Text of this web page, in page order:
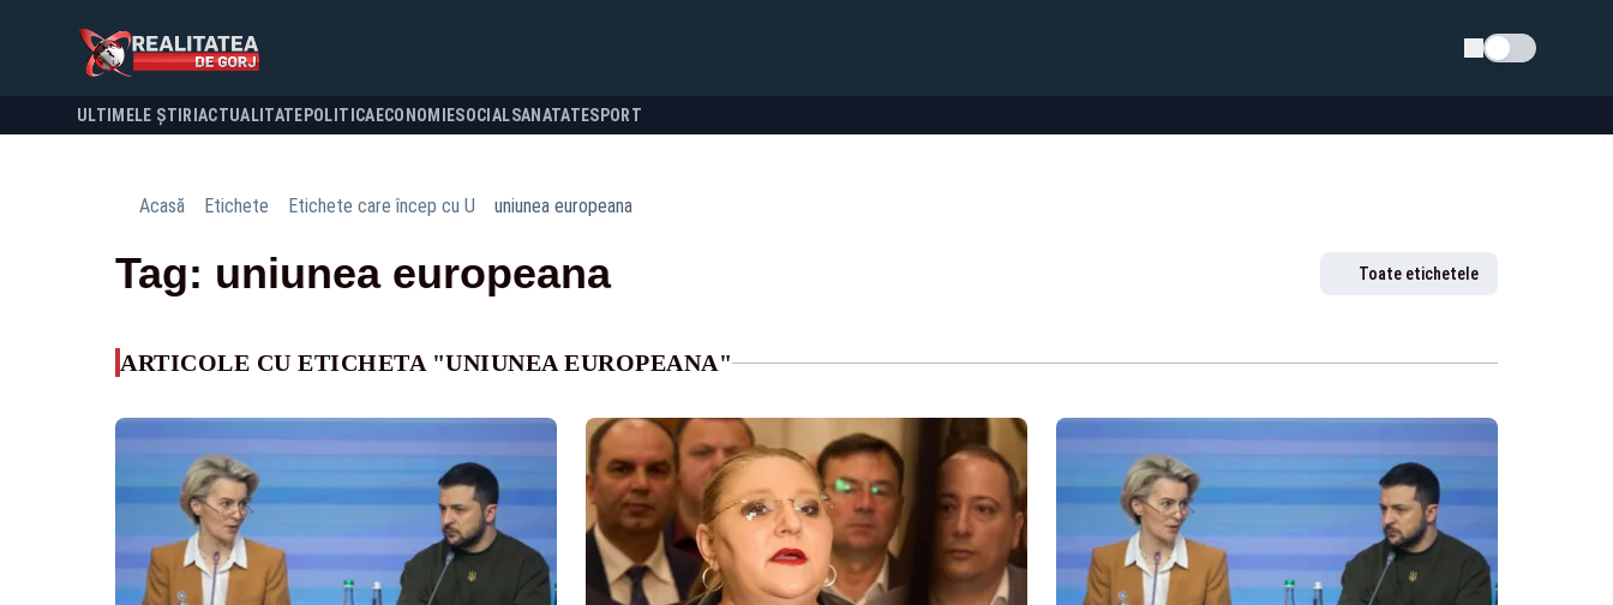
Schimba tema
ULTIMELE ȘTIRI ACTUALITATE POLITICA ECONOMIESOCIALSANATATESPORT
Acasă Etichete Etichete care încep cu U uniunea europeana
Tag: uniunea europeana Toate etichetele
ARTICOLE CU ETICHETA "UNIUNEA EUROPEANA"